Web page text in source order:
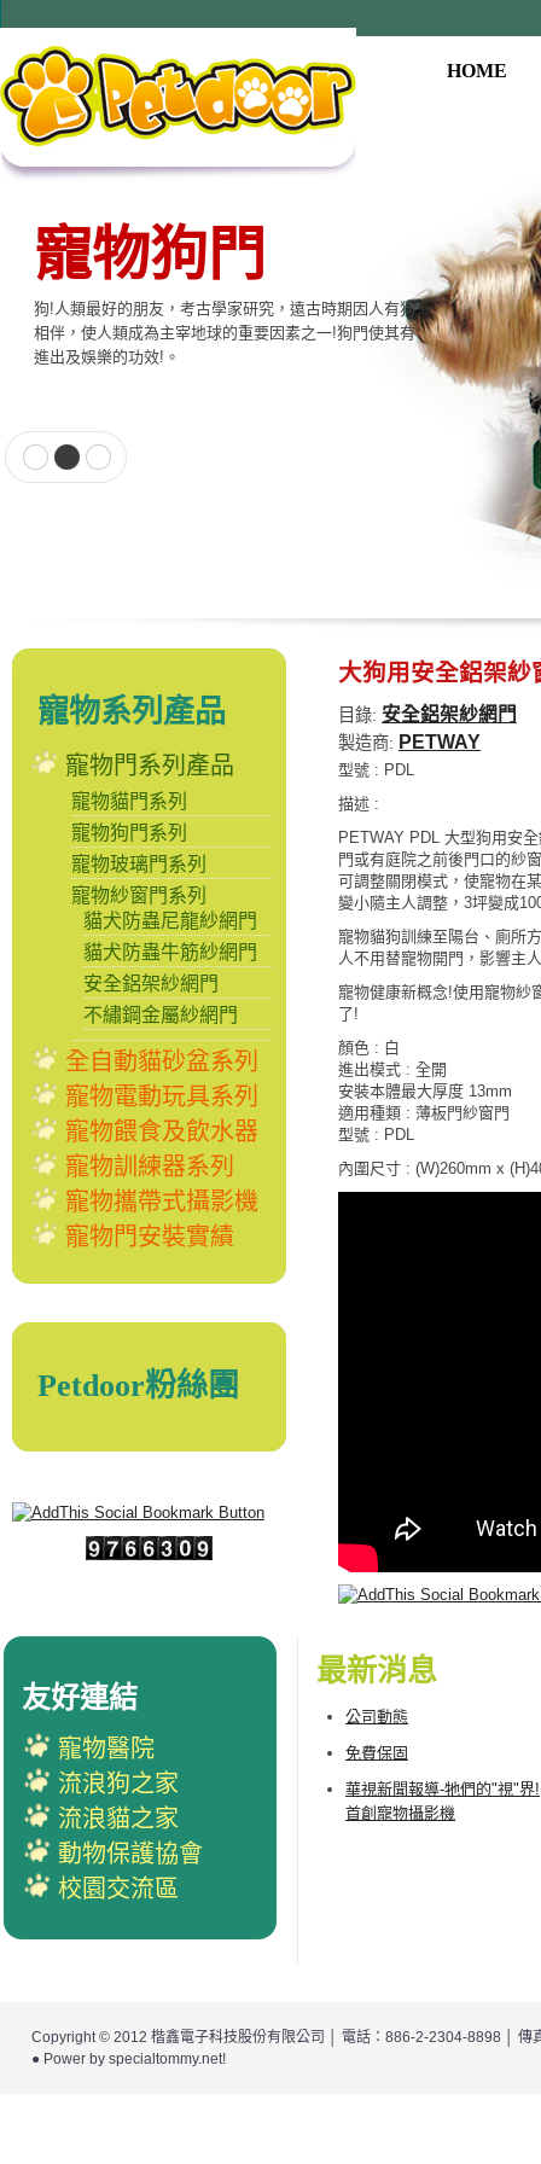
HOME
寵物狗門
狗!人類最好的朋友，考古學家研究，遠古時期因人有狗
相伴，使人類成為主宰地球的重要因素之一!狗門使其有
進出及娛樂的功效!。
寵物系列產品
寵物門系列產品
寵物貓門系列
寵物狗門系列
寵物玻璃門系列
寵物紗窗門系列
貓犬防蟲尼龍紗網門
貓犬防蟲牛筋紗網門
安全鋁架紗網門
不繡鋼金屬紗網門
全自動貓砂盆系列
寵物電動玩具系列
寵物餵食及飲水器
寵物訓練器系列
寵物攜帶式攝影機
寵物門安裝實績
Petdoor粉絲團
大狗用安全鋁架紗
目錄: 安全鋁架紗網門
製造商: PETWAY
型號 : PDL
描述 :
PETWAY PDL 大型狗用安
門或有庭院之前後門口的紗
可調整關閉模式，使寵物在
變小隨主人調整，3坪變成
寵物貓狗訓練至陽台、廁所
人不用替寵物開門，影響主
寵物健康新概念!使用寵物紗
了!
顏色 : 白
進出模式 : 全開
安裝本體最大厚度 13mm
適用種類 : 薄板門紗窗門
型號 : PDL
內圍尺寸 : (W)260mm x
最新消息
公司動態
免費保固
華視新聞報導-牠們的"視"界!
首創寵物攝影機
友好連結
寵物醫院
流浪狗之家
流浪貓之家
動物保護協會
校園交流區
Copyright © 2012 楷鑫電子科技股份有限公司
│ 電話：886-2-2304-8898 │
● Power by specialtommy.net!